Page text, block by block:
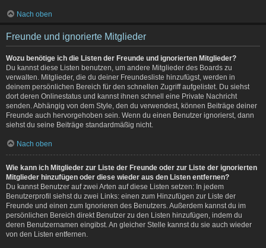
Nach oben
Freunde und ignorierte Mitglieder
Wozu benötige ich die Listen der Freunde und ignorierten Mitglieder?
Du kannst diese Listen benutzen, um andere Mitglieder des Boards zu
verwalten. Mitglieder, die du deiner Freundesliste hinzufügst, werden in
deinem persönlichen Bereich für den schnellen Zugriff aufgelistet. Du siehst
dort deren Onlinestatus und kannst ihnen schnell eine Private Nachricht
senden. Abhängig von dem Style, den du verwendest, können Beiträge deiner
Freunde auch hervorgehoben sein. Wenn du einen Benutzer ignorierst, dann
siehst du seine Beiträge standardmäßig nicht.
Nach oben
Wie kann ich Mitglieder zur Liste der Freunde oder zur Liste der ignorierten
Mitglieder hinzufügen oder diese wieder aus den Listen entfernen?
Du kannst Benutzer auf zwei Arten auf diese Listen setzen: In jedem
Benutzerprofil siehst du zwei Links: einen zum Hinzufügen zur Liste der
Freunde und einen zum Ignorieren des Benutzers. Außerdem kannst du im
persönlichen Bereich direkt Benutzer zu den Listen hinzufügen, indem du
deren Benutzernamen eingibst. An gleicher Stelle kannst du sie auch wieder
von den Listen entfernen.